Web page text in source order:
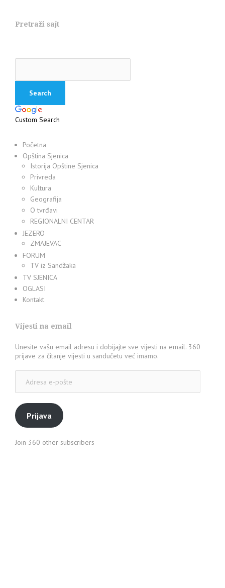
Pretraži sajt
Custom Search
Početna
Opština Sjenica
Istorija Opštine Sjenica
Privreda
Kultura
Geografija
O tvrđavi
REGIONALNI CENTAR
JEZERO
ZMAJEVAC
FORUM
TV iz Sandžaka
TV SJENICA
OGLASI
Kontakt
Vijesti na email
Unesite vašu email adresu i dobijajte sve vijesti na email. 360
prijave za čitanje vijesti u sandučetu već imamo.
pošte
Prijava
Join 360 other subscribers